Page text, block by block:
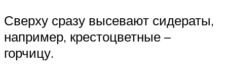
Сверху сразу высевают сидераты,
например, крестоцветные –
горчицу.